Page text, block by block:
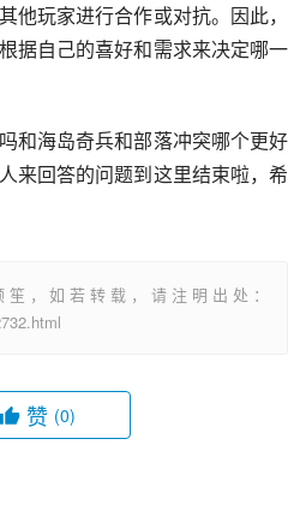
他玩家进行合作或对抗。因此，
据自己的喜好和需求来决定哪一
和海岛奇兵和部落冲突哪个更好
来回答的问题到这里结束啦，希
，如若转载，请注明出处：
赞 (0)